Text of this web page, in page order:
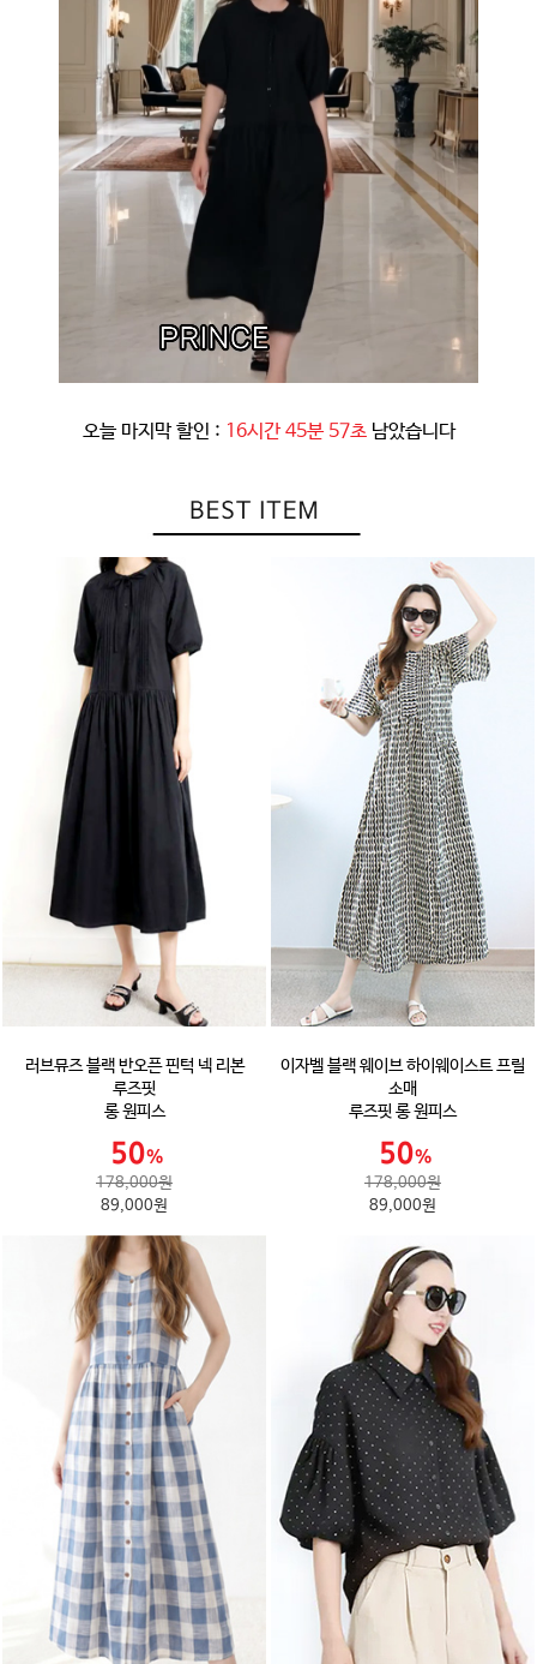
오늘 마지막 할인 : 16시간 45분 54초 남았습니다
러브뮤즈 블랙 반오픈 핀턱 넥 리본
루즈핏
롱 원피스
178,000원
89,000원
이자벨 블랙 웨이브 하이웨이스트 프릴
소매
루즈핏 롱 원피스
178,000원
89,000원